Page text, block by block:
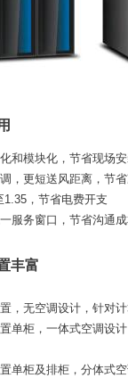
和模块化，节省现场
，更短送风距离，节
1.35，节省电费开支
服务窗口，节省沟通
丰富
，无空调设计，针对
单柜，一体式空调设
单柜及排柜，分体式